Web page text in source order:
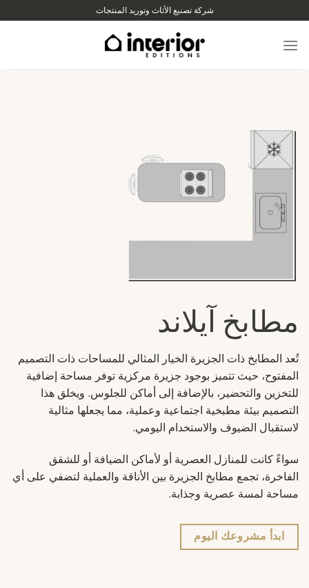
شركة تصنيع الأثاث وتوريد المنتجات
مطابخ آيلاند
تُعد المطابخ ذات الجزيرة الخيار المثالي للمساحات ذات التصميم
المفتوح، حيث تتميز بوجود جزيرة مركزية توفر مساحة إضافية
للتخزين والتحضير، بالإضافة إلى أماكن للجلوس. ويخلق هذا
التصميم بيئة مطبخية اجتماعية وعملية، مما يجعلها مثالية
لاستقبال الضيوف والاستخدام اليومي.
سواءً كانت للمنازل العصرية أو لأماكن الضيافة أو للشقق
الفاخرة، تجمع مطابخ الجزيرة بين الأناقة والعملية لتضفي على أي
مساحة لمسة عصرية وجذابة.
ابدأ مشروعك اليوم